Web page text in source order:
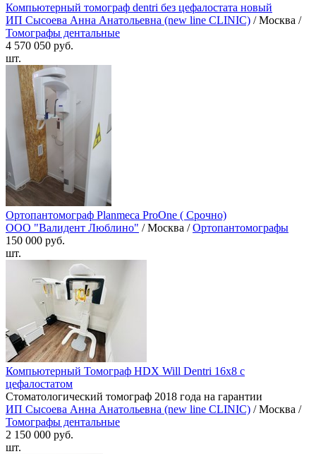
Компьютерный томограф dentri без цефалостата новый
ИП Сысоева Анна Анатольевна (new line CLINIC) / Москва /
Томографы дентальные
4 570 050 руб.
шт.
Ортопантомограф Planmeca ProOne ( Срочно)
ООО "Валидент Люблино" / Москва /Ортопантомографы
150 000 руб.
шт.
Компьютерный Томограф HDX Will Dentri 16х8 с
цефалостатом
Стоматологический томограф 2018 года на гарантии
ИП Сысоева Анна Анатольевна (new line CLINIC) / Москва /
Томографы дентальные
2 150 000 руб.
шт.